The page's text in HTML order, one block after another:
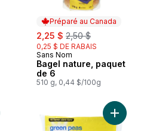
Préparé au Canada
sale:
2,25 $ , formerly:
2,50 $
0,25 $ DE RABAIS
Préparé au Canada
Sans Nom
Bagel nature, paquet
de 6
510 g, 0,44 $/100g
Bouillon de poulet au panierAjouter